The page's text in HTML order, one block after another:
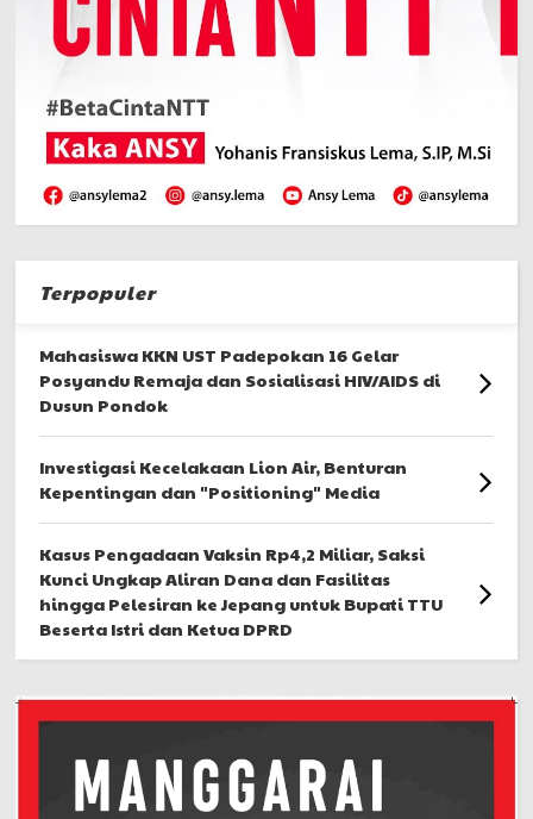
Terpopuler
Mahasiswa KKN UST Padepokan 16 Gelar
Posyandu Remaja dan Sosialisasi HIV/AIDS di
Dusun Pondok
Investigasi Kecelakaan Lion Air, Benturan
Kepentingan dan "Positioning" Media
Kasus Pengadaan Vaksin Rp4,2 Miliar, Saksi
Kunci Ungkap Aliran Dana dan Fasilitas
hingga Pelesiran ke Jepang untuk Bupati TTU
Beserta Istri dan Ketua DPRD